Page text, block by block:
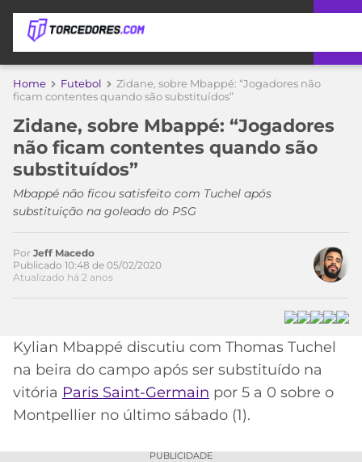
APOSTAS
DE
APOSTA
MELHORES
SITES
DE
APOSTAS
2026
BETBOOM
CÓDIGO
DE
INDICAÇÃO
COPA
DO
MUNDO
TIMES
MEU
TIME
PALMEIRAS
CORINTHIANS
PAULO
CAMPEONATOS
SÉRIE
LIBERTADORES
COPA
ESPORTIVA
MERCADO
DA
BOLA
Home Futebol
Zidane, sobre Mbappé: “Jogadores não
ficam contentes quando são substituídos”
Zidane, sobre Mbappé: “Jogadores
não ficam contentes quando são
substituídos”
Mbappé não ficou satisfeito com Tuchel após
substituição na goleado do PSG
Acesse o perfil do autor
no Twitter
Por Jeff Macedo
Publicado 10:48 de 05/02/2020
Atualizado há 2 anos
Kylian Mbappé discutiu com Thomas Tuchel
na beira do campo após ser substituído na
vitória Paris Saint-Germain por 5 a 0 sobre o
Montpellier no último sábado (1).
PUBLICIDADE